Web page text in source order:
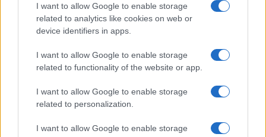
I want to allow Google to enable storage
related to analytics like cookies on web or
device identifiers in apps.
I want to allow Google to enable storage
related to functionality of the website or app.
I want to allow Google to enable storage
related to personalization.
I want to allow Google to enable storage